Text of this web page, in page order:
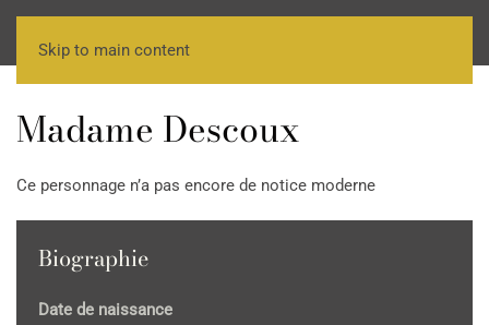
Skip to main content
Madame Descoux
Ce personnage n’a pas encore de notice moderne
Biographie
Date de naissance